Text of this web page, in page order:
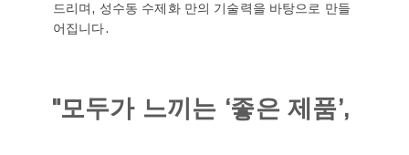
드리며, 성수동 수제화 만의 기술력을 바탕으로 만들
어집니다.
"모두가 느끼는 ‘좋은 제품’,